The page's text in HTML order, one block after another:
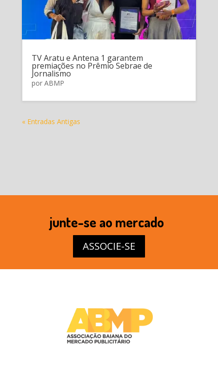
TV Aratu e Antena 1 garantem
premiações no Prêmio Sebrae de
Jornalismo
por ABMP
« Entradas Antigas
junte-se ao mercado
ASSOCIE-SE